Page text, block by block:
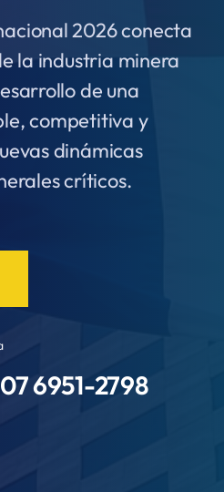
2026 conecta
la industria minera
de una
competitiva y
dinámicas
críticos.
6951-2798